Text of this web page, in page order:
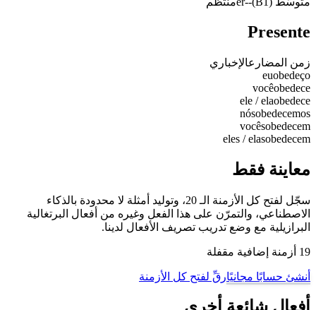
Presente
زمن المضارعالإخباري
euobedeço
vocêobedece
ele / elaobedece
nósobedecemos
vocêsobedecem
eles / elasobedecem
معاينة فقط
سجّل لفتح كل الأزمنة الـ 20، وتوليد أمثلة لا محدودة بالذكاء
الاصطناعي، والتمرّن على هذا الفعل وغيره من أفعال البرتغالية
البرازيلية مع وضع تدريب تصريف الأفعال لدينا.
19 أزمنة إضافية مقفلة
أنشئ حسابًا مجانيًارقِّ لفتح كل الأزمنة